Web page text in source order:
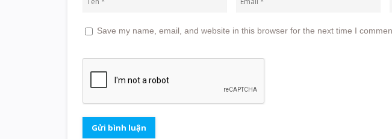
Save my name, email, and website in this browser for the next time I